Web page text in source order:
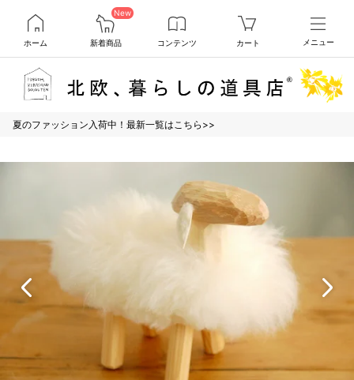
ホーム
New
新着商品 コンテンツ カート メニュー
夏のファッション入荷中！最新一覧はこちら>>